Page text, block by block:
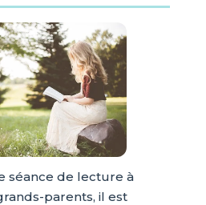
séance de lecture à
parents, il est